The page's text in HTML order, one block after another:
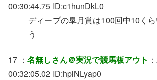
00:30:44.75 ID:c1hunDkL0
ディープの皐月賞は100回中10く
う
17 ： 名無しさん＠実況で競馬板アウト
00:32:05.02 ID:hplNLyap0